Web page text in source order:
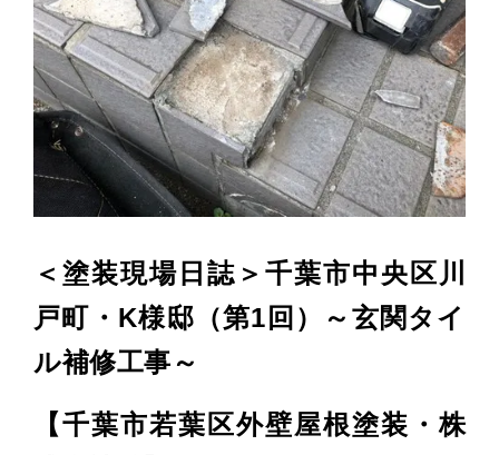
＜塗装現場日誌＞千葉市中央区川
戸町・K様邸（第1回）～玄関タイ
ル補修工事～
【千葉市若葉区外壁屋根塗装・株